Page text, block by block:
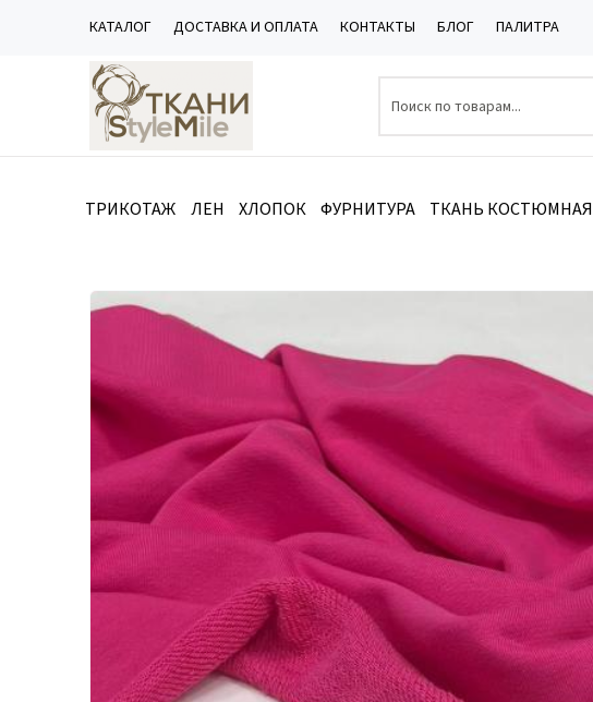
КАТАЛОГ ДОСТАВКА И ОПЛАТА КОНТАКТЫ БЛОГ ПАЛИТРА
ТРИКОТАЖ ЛЕН ХЛОПОК ФУРНИТУРА ТКАНЬ КОСТЮМНАЯ